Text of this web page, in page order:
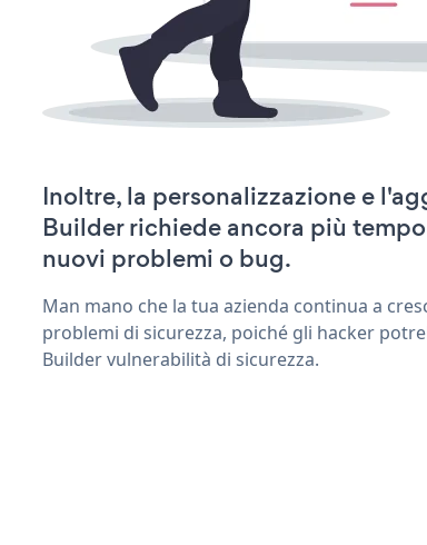
Inoltre, la personalizzazione e
Builder richiede ancora più
nuovi problemi o bug.
Man mano che la tua azienda continua a
problemi di sicurezza, poiché gli hacker
Builder vulnerabilità di sicurezza.